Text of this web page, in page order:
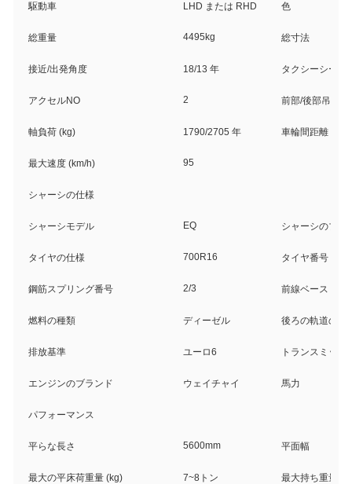
駆動車 LHD または RHD 色
総重量 4495kg 総寸法
接近/出発角度 18/13 年 タクシーシート
アクセルNO 2 前部/後部吊り
軸負荷 (kg) 1790/2705 年 車輪間距離
最大速度 (km/h) 95
シャーシの仕様
シャーシモデル EQ シャーシのブラ
タイヤの仕様 700R16 タイヤ番号
鋼筋スプリング番号 2/3 前線ベース (mm)
燃料の種類 ディーゼル 後ろの軌道のベ
排放基準 ユーロ6 トランスミッシ
エンジンのブランド ウェイチャイ 馬力
パフォーマンス
平らな長さ 5600mm 平面幅
最大の平床荷重量 (kg) 7~8トン 最大持ち重量